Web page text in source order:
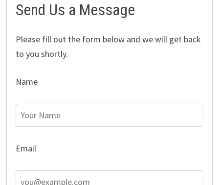
Send Us a Message
Please fill out the form below and we will get back
to you shortly.
Name
Email